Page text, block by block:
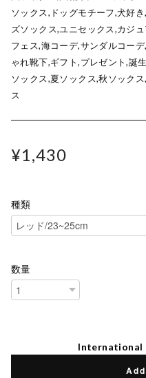
ソックス,ドッグモチーフ,犬好
ズソックス,ユニセックス,カジ
フェス,海コーデ,サンダルコー
ゃれ靴下,ギフト,プレゼント,誕
ソックス,夏ソックス,秋ソック
ス
¥1,430
種類
数量
International